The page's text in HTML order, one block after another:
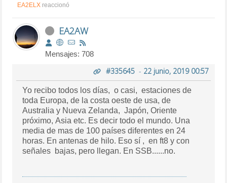
EA2ELX reaccionó
EA2AW
Mensajes: 708
#335645- 22 junio, 2019 00:57
Yo recibo todos los días, o casi, estaciones de
toda Europa, de la costa oeste de usa, de
Australia y Nueva Zelanda, Japón, Oriente
próximo, Asia etc. Es decir todo el mundo. Una
media de mas de 100 países diferentes en 24
horas. En antenas de hilo. Eso sí , en ft8 y con
señales bajas, pero llegan. En SSB......no.